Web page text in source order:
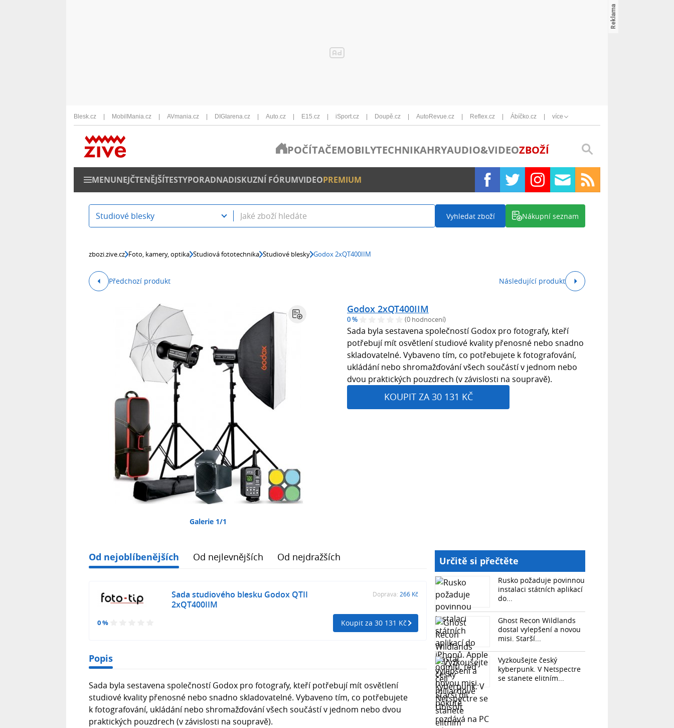
Blesk.cz MobilMania.cz AVmania.cz DIGIarena.cz Auto.cz E15.cz iSport.cz Doupě.cz AutoRevue.cz Reflex.cz Ábíčko.cz více
POČÍTAČEMOBILYTECHNIKAHRYAUDIO&VIDEOZBOŽÍ
MENUNEJČTENĚJŠÍTESTYPORADNADISKUZNÍ FÓRUMVIDEOPREMIUM
Studiové blesky Vyhledat zboží Nákupní seznam
zbozi.zive.cz Foto, kamery, optika Studiová fototechnika Studiové blesky Godox 2xQT400IIM
Předchozí produkt Následující produkt
Galerie 1/1
Godox 2xQT400IIM
0 % (0 hodnocení)
Sada byla sestavena společností Godox pro fotografy, kteří
potřebují mít osvětlení studiové kvality přenosné nebo snadno
skladovatelné. Vybaveno tím, co potřebujete k fotografování,
ukládání nebo shromažďování všech součástí v jednom nebo
dvou praktických pouzdrech (v závislosti na soupravě).
KOUPIT ZA 30 131 KČ
Od nejoblíbenějších Od nejlevnějších Od nejdražších
0 %
Sada studiového blesku Godox QTII
2xQT400IIM
Doprava: 266 Kč
Koupit za 30 131 Kč
Popis
Sada byla sestavena společností Godox pro fotografy, kteří potřebují mít osvětlení
studiové kvality přenosné nebo snadno skladovatelné. Vybaveno tím, co potřebujete
k fotografování, ukládání nebo shromažďování všech součástí v jednom nebo dvou
praktických pouzdrech (v závislosti na soupravě).
Určitě si přečtěte
Rusko požaduje povinnou
instalaci státních aplikací
do...
Ghost Recon Wildlands
dostal vylepšení a novou
misi. Starší...
Vyzkoušejte český
kyberpunk. V Netspectre
se stanete elitním...